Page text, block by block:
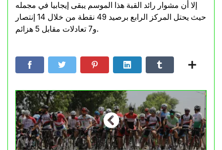
إلا أن مشوار رائد القبة هذا الموسم يبقى إيجابيا في مجمله
حيث يحتل المركز الرابع برصيد 49 نقطة من خلال 14 إنتصار
و7 تعادلات مقابل 5 هزائم.